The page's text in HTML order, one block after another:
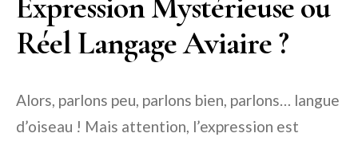
Réel Langage Aviaire ?
Alors, parlons peu, parlons bien, parlons… langue
d’oiseau ! Mais attention, l’expression est